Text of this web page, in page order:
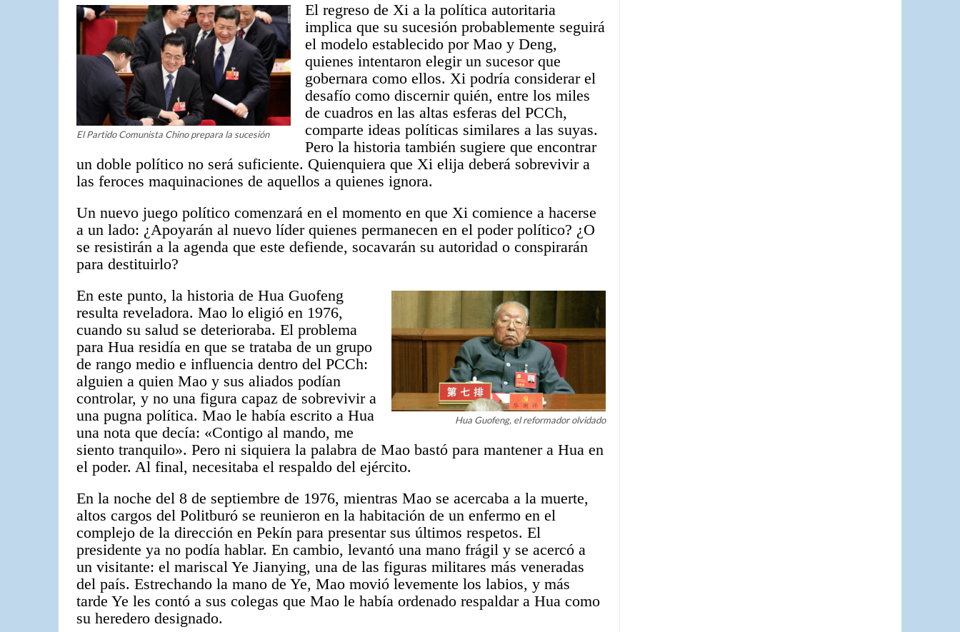
El Partido Comunista Chino prepara la sucesión
El regreso de Xi a la política autoritaria
implica que su sucesión probablemente seguirá
el modelo establecido por Mao y Deng,
quienes intentaron elegir un sucesor que
gobernara como ellos. Xi podría considerar el
desafío como discernir quién, entre los miles
de cuadros en las altas esferas del PCCh,
comparte ideas políticas similares a las suyas.
Pero la historia también sugiere que encontrar
un doble político no será suficiente. Quienquiera que Xi elija deberá sobrevivir a
las feroces maquinaciones de aquellos a quienes ignora.
Un nuevo juego político comenzará en el momento en que Xi comience a hacerse
a un lado: ¿Apoyarán al nuevo líder quienes permanecen en el poder político? ¿O
se resistirán a la agenda que este defiende, socavarán su autoridad o conspirarán
para destituirlo?
Hua Guofeng, el reformador olvidado
En este punto, la historia de Hua Guofeng
resulta reveladora. Mao lo eligió en 1976,
cuando su salud se deterioraba. El problema
para Hua residía en que se trataba de un grupo
de rango medio e influencia dentro del PCCh:
alguien a quien Mao y sus aliados podían
controlar, y no una figura capaz de sobrevivir a
una pugna política. Mao le había escrito a Hua
una nota que decía: «Contigo al mando, me
siento tranquilo». Pero ni siquiera la palabra de Mao bastó para mantener a Hua en
el poder. Al final, necesitaba el respaldo del ejército.
En la noche del 8 de septiembre de 1976, mientras Mao se acercaba a la muerte,
altos cargos del Politburó se reunieron en la habitación de un enfermo en el
complejo de la dirección en Pekín para presentar sus últimos respetos. El
presidente ya no podía hablar. En cambio, levantó una mano frágil y se acercó a
un visitante: el mariscal Ye Jianying, una de las figuras militares más veneradas
del país. Estrechando la mano de Ye, Mao movió levemente los labios, y más
tarde Ye les contó a sus colegas que Mao le había ordenado respaldar a Hua como
su heredero designado.